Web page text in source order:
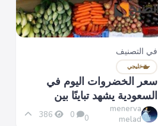
في التصنيف
خليجي
سعر الخضروات اليوم في
السعودية يشهد تباينًا بين
المناطق
menerva
melad
0
386 0